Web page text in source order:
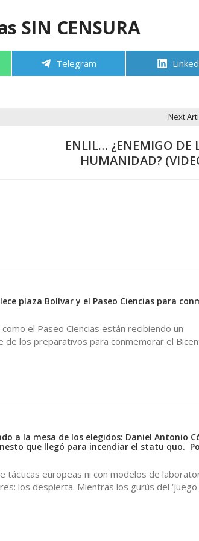
SIN CENSURA
Compartir
Telegram
Next
ENLIL… ¿ENEMIGO DE
HUMANIDAD?
plaza Bolívar y el Paseo Ciencias para
el Paseo Ciencias están recibiendo un
de los preparativos para conmemorar el
a la mesa de los elegidos: Daniel Antonio
que llegó para incendiar el statu quo.
tácticas europeas ni con modelos de
los despierta. Mientras los gurús del ‘juego